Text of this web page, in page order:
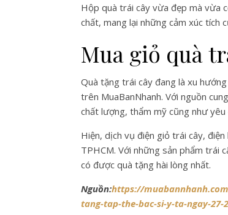
Hộp quà trái cây vừa đẹp mà vừa
chất, mang lại những cảm xúc tích
Mua giỏ quà
Quà tặng trái cây đang là xu
trên MuaBanNhanh. Với nguồn
chất lượng, thẩm mỹ cũng như
Hiện, dịch vụ điện giỏ trái cây,
TPHCM. Với những sản phẩm trái
có được quà tặng hài lòng nhất.
Nguồn:https://
tang-tap-the-bac-si-y-ta-ngay-